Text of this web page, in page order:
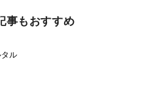
事もおすすめ
ル